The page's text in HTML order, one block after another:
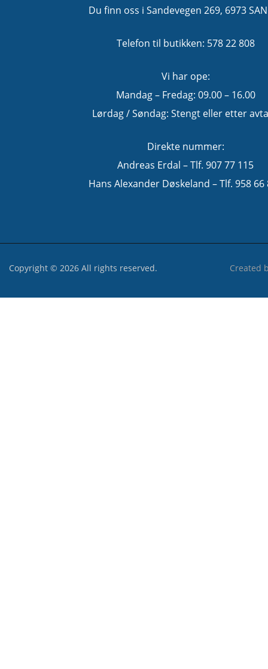
Du finn oss i Sandevegen 269, 6973
Telefon til butikken: 578 22 808
Vi har ope:
Mandag – Fredag: 09.00 – 16.00
Lørdag / Søndag: Stengt eller etter
Direkte nummer:
Andreas Erdal – Tlf. 907 77 115
Hans Alexander Døskeland – Tlf. 958 66
Copyright © 2026 All rights reserved. Created